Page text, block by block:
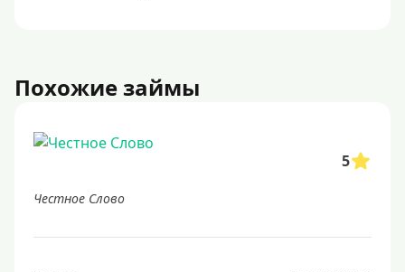
Похожие займы
5
Честное Слово